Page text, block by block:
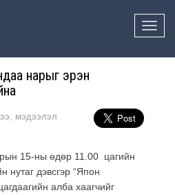
Toggle
нарыг эрэн
мэдээлэл
15-ны өдөр 11.00 цагийн
нутаг дэвсгэр “Япон
алба хаагчийг